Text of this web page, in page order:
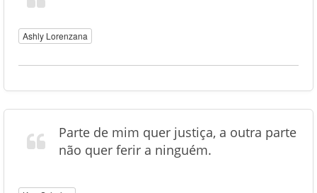
Ashly Lorenzana
Parte de mim quer justiça, a outra parte
não quer ferir a ninguém.